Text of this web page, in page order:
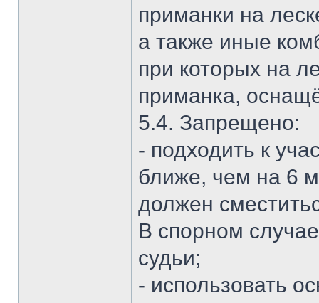
приманки на
а также иные
при которых на
приманка,
5.4. Запрещено:
- подходить к
ближе, чем на 6
должен
В спорном
судьи;
- использовать